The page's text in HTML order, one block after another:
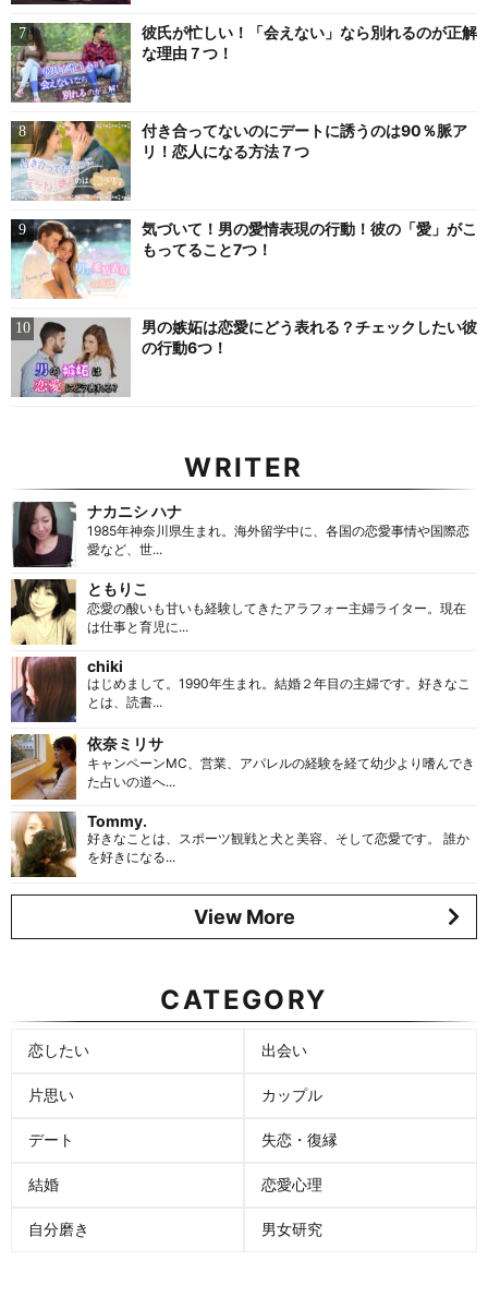
彼氏が忙しい！「会えない」なら別れるのが正解
な理由７つ！
付き合ってないのにデートに誘うのは90％脈ア
リ！恋人になる方法７つ
気づいて！男の愛情表現の行動！彼の「愛」がこ
もってること7つ！
男の嫉妬は恋愛にどう表れる？チェックしたい彼
の行動6つ！
WRITER
ナカニシ ハナ
1985年神奈川県生まれ。海外留学中に、各国の恋愛事情や国際恋
愛など、世...
ともりこ
恋愛の酸いも甘いも経験してきたアラフォー主婦ライター。現在
は仕事と育児に...
chiki
はじめまして。1990年生まれ。結婚２年目の主婦です。好きなこ
とは、読書...
依奈ミリサ
キャンペーンMC、営業、アパレルの経験を経て幼少より嗜んでき
た占いの道へ...
Tommy.
好きなことは、スポーツ観戦と犬と美容、そして恋愛です。 誰か
を好きになる...
View More
CATEGORY
恋したい 出会い
片思い カップル
デート 失恋・復縁
結婚 恋愛心理
自分磨き 男女研究